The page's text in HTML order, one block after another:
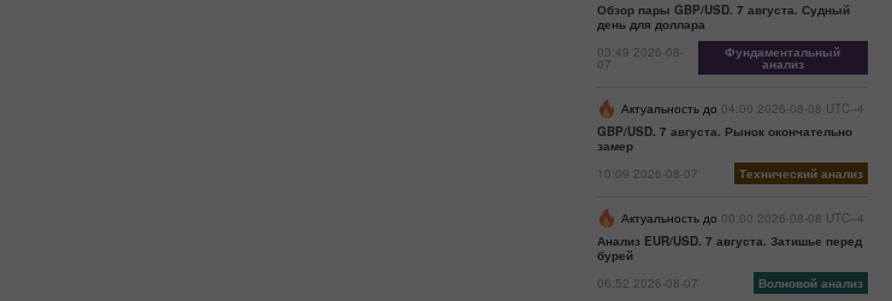
Обзор пары GBP/USD. 7 августа. Судный
день для доллара
03:49 2026-08-
07
Фундаментальный
анализ
Актуальность до 04:00 2026-08-08 UTC--4
GBP/USD. 7 августа. Рынок окончательно
замер
10:09 2026-08-07
Технический анализ
Актуальность до 00:00 2026-08-08 UTC--4
Анализ EUR/USD. 7 августа. Затишье перед
бурей
06:52 2026-08-07
Волновой анализ